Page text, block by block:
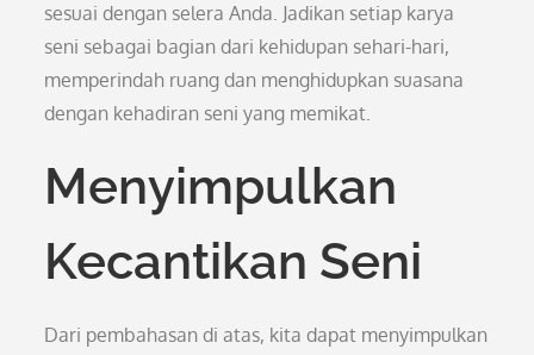
sesuai dengan selera Anda. Jadikan setiap karya
seni sebagai bagian dari kehidupan sehari-hari,
memperindah ruang dan menghidupkan suasana
dengan kehadiran seni yang memikat.
Menyimpulkan
Kecantikan Seni
Dari pembahasan di atas, kita dapat menyimpulkan